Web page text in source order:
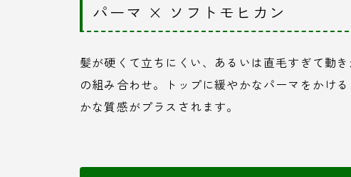
パーマ × ソフトモヒカン
髪が硬くて立ちにくい、あるいは直毛すぎて動
の組み合わせ。トップに緩やかなパーマをかけ
かな質感がプラスされます。